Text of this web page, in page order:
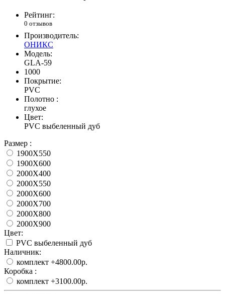
Рейтинг:
0 отзывов
Производитель:
ОНИКС
Модель:
GLA-59
1000
Покрытие:
PVC
Полотно :
глухое
Цвет:
PVC выбеленный дуб
Размер :
1900X550
1900X600
2000X400
2000X550
2000X600
2000X700
2000X800
2000X900
Цвет:
PVC выбеленный дуб
Наличник:
комплект +4800.00р.
Коробка :
комплект +3100.00р.